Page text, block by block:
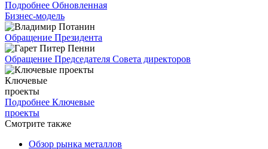
Подробнее Обновленная
Бизнес-модель
Обращение Президента
Обращение Председателя Совета директоров
Ключевые
проекты
Подробнее Ключевые
проекты
Смотрите также
Обзор рынка металлов